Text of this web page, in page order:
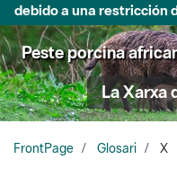
debido a una restricción
Peste porcina
La Xarxa
FrontPage Glosari X